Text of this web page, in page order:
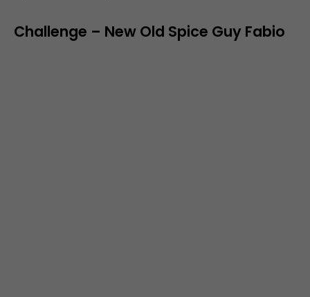
Challenge – New Old Spice Guy Fabio